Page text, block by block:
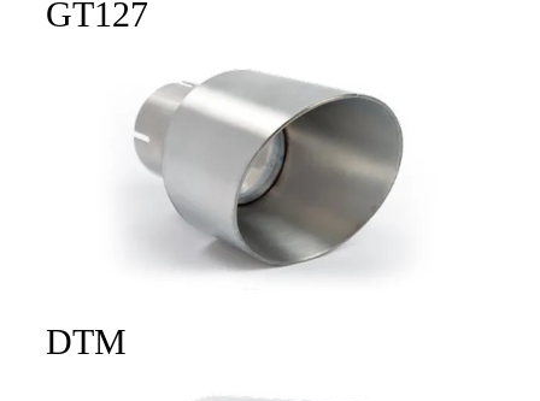
GT127
DTM